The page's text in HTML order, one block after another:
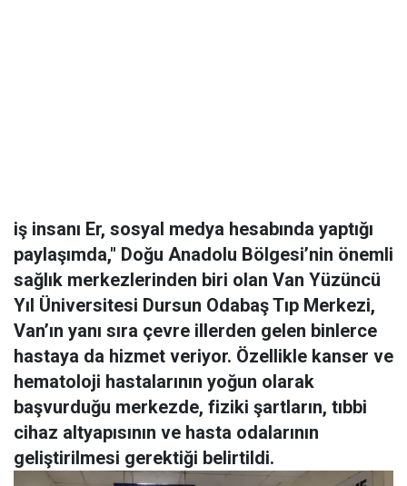
iş insanı Er, sosyal medya hesabında yaptığı
paylaşımda," Doğu Anadolu Bölgesi’nin önemli
sağlık merkezlerinden biri olan Van Yüzüncü
Yıl Üniversitesi Dursun Odabaş Tıp Merkezi,
Van’ın yanı sıra çevre illerden gelen binlerce
hastaya da hizmet veriyor. Özellikle kanser ve
hematoloji hastalarının yoğun olarak
başvurduğu merkezde, fiziki şartların, tıbbi
cihaz altyapısının ve hasta odalarının
geliştirilmesi gerektiği belirtildi.